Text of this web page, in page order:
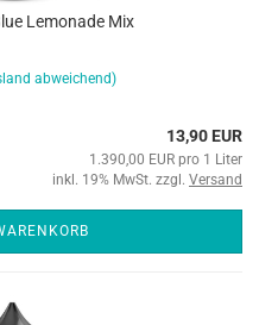
Lemonade Mix
abweichend)
13,90 EUR
1.390,00 EUR pro 1 Liter
inkl. 19% MwSt. zzgl. Versand